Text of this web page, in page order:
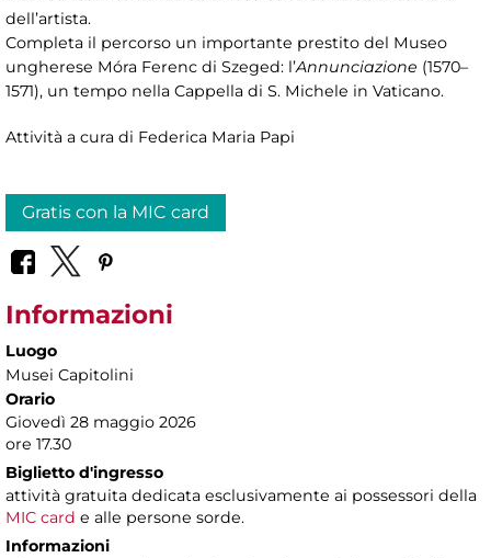
dell’artista.
Completa il percorso un importante prestito del Museo
ungherese Móra Ferenc di Szeged: l’Annunciazione (1570–
1571), un tempo nella Cappella di S. Michele in Vaticano.
Attività a cura di Federica Maria Papi
Gratis con la MIC card
Informazioni
Luogo
Musei Capitolini
Orario
Giovedì 28 maggio 2026
ore 17.30
Biglietto d'ingresso
attività gratuita dedicata esclusivamente ai possessori della
MIC card e alle persone sorde.
Informazioni